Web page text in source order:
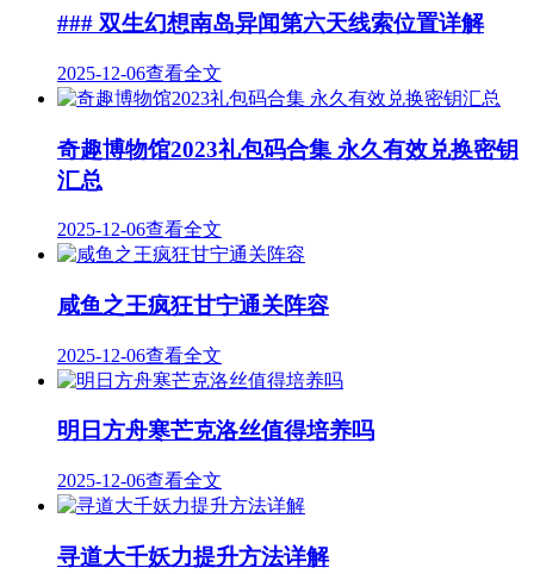
### 双生幻想南岛异闻第六天线索位置详解
2025-12-06查看全文
奇趣博物馆2023礼包码合集 永久有效兑换密钥
汇总
2025-12-06查看全文
咸鱼之王疯狂甘宁通关阵容
2025-12-06查看全文
明日方舟寒芒克洛丝值得培养吗
2025-12-06查看全文
寻道大千妖力提升方法详解